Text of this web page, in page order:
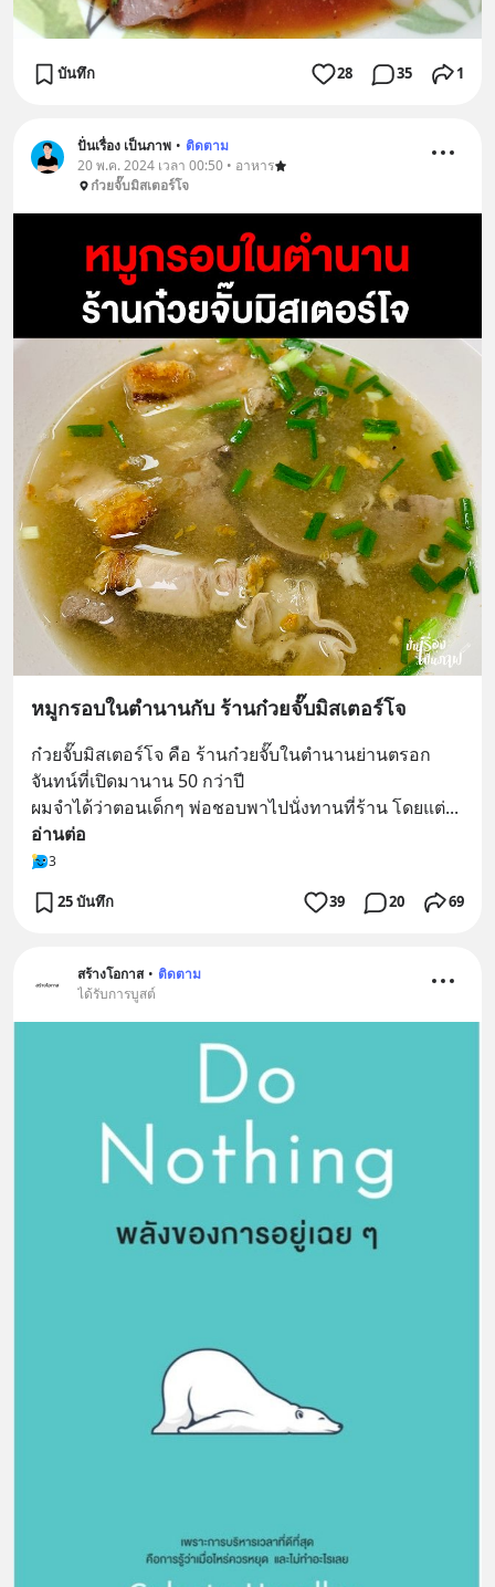
บันทึก 28 35 1
ปั่นเรื่อง เป็นภาพ • ติดตาม
20 พ.ค. 2024 เวลา 00:50 • อาหาร
ก๋วยจั๊บมิสเตอร์โจ
หมูกรอบในตำนานกับ ร้านก๋วยจั๊บมิสเตอร์โจ
ก๋วยจั๊บมิสเตอร์โจ คือ ร้านก๋วยจั๊บในตำนานย่านตรอก
จันทน์ที่เปิดมานาน 50 กว่าปี
ผมจำได้ว่าตอนเด็กๆ พ่อชอบพาไปนั่งทานที่ร้าน โดยแต่
อ่านต่อ
3
25 บันทึก 39 20 69
สร้างโอกาส • ติดตาม
ได้รับการบูสต์